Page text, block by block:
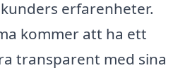
erfarenheter.
kommer att ha ett
transparent med sina